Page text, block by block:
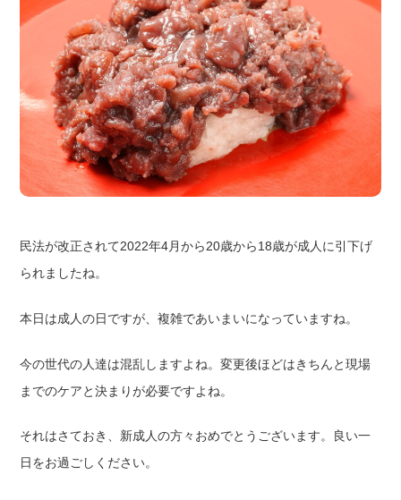
民法が改正されて2022年4月から20歳から18歳が成人に引下げ
られましたね。
本日は成人の日ですが、複雑であいまいになっていますね。
今の世代の人達は混乱しますよね。変更後ほどはきちんと現場
までのケアと決まりが必要ですよね。
それはさておき、新成人の方々おめでとうございます。良い一
日をお過ごしください。